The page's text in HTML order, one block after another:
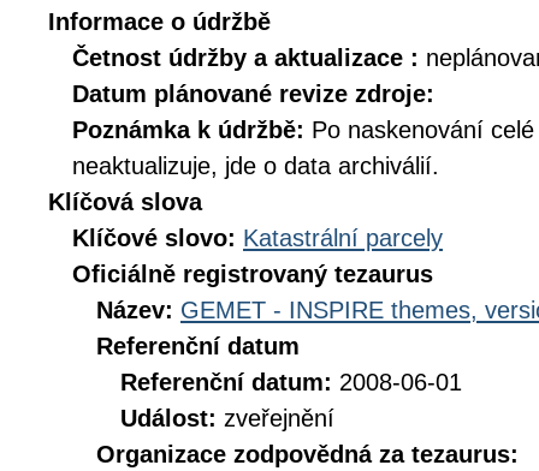
Informace o údržbě
Četnost údržby a aktualizace :
Datum plánované revize zdroje:
Poznámka k údržbě: Po naskenování
neaktualizuje, jde o data archiválií.
Klíčová slova
Klíčové slovo: Katastrální parcely
Oficiálně registrovaný tezaurus
Název: GEMET - INSPIRE themes,
Referenční datum
Referenční datum: 2008-06-01
Událost: zveřejnění
Organizace zodpovědná za tezaurus: